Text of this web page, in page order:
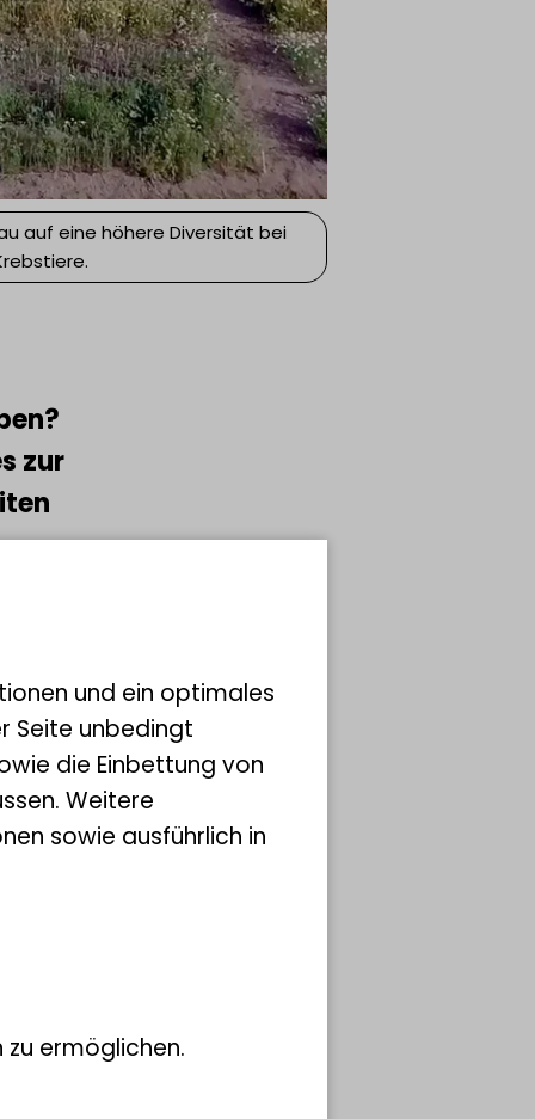
auf eine höhere Diversität bei
zur
und ein optimales
Seite unbedingt
die Einbettung von
Weitere
sowie ausführlich in
ermöglichen.